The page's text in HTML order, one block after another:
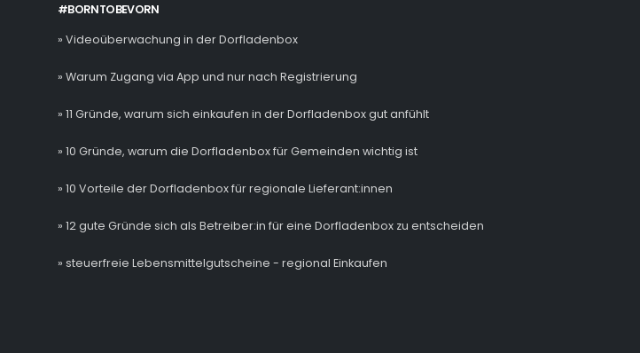
#BORNTOBEVORN
» Videoüberwachung in der Dorfladenbox
» Warum Zugang via App und nur nach Registrierung
» 11 Gründe, warum sich einkaufen in der Dorfladenbox gut anfühlt
» 10 Gründe, warum die Dorfladenbox für Gemeinden wichtig ist
» 10 Vorteile der Dorfladenbox für regionale Lieferant:innen
» 12 gute Gründe sich als Betreiber:in für eine Dorfladenbox zu entscheiden
» steuerfreie Lebensmittelgutscheine - regional Einkaufen